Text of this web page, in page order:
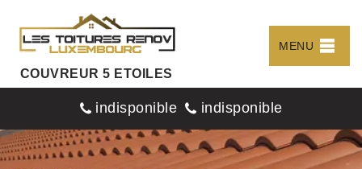
COUVREUR 5 ETOILES
MENU
indisponible indisponible